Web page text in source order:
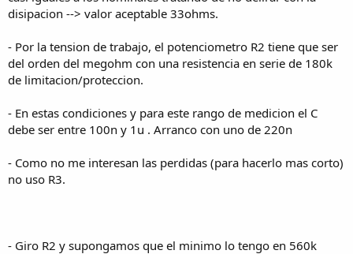
disipacion --> valor aceptable 33ohms.
- Por la tension de trabajo, el potenciometro R2 tiene que ser
del orden del megohm con una resistencia en serie de 180k
de limitacion/proteccion.
- En estas condiciones y para este rango de medicion el C
debe ser entre 100n y 1u . Arranco con uno de 220n
- Como no me interesan las perdidas (para hacerlo mas corto)
no uso R3.
- Giro R2 y supongamos que el minimo lo tengo en 560k